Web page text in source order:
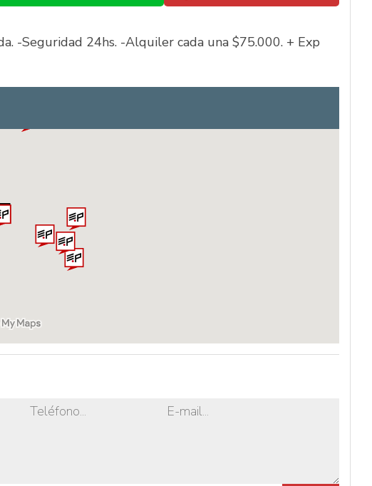
-Seguridad 24hs. -Alquiler cada una $75.000. + Exp